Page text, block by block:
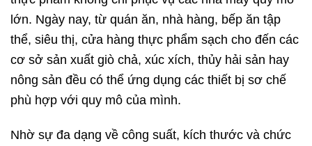
lớn. Ngày nay, từ quán ăn, nhà hàng, bếp ăn tập
thể, siêu thị, cửa hàng thực phẩm sạch cho đến các
cơ sở sản xuất giò chả, xúc xích, thủy hải sản hay
nông sản đều có thể ứng dụng các thiết bị sơ chế
phù hợp với quy mô của mình.
Nhờ sự đa dạng về công suất, kích thước và chức